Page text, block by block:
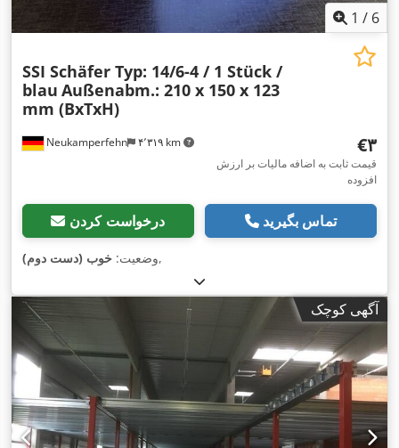
1 / 6
Neukamperfehn ۴٬۳۱۹ km
SSI Schäfer Typ: 14/6-4 / 1 Stück /
blau Außenabm.: 210 x 150 x 123
mm (BxTxH)
‎€۳
قیمت ثابت به اضافه مالیات بر ارزش
افزوده
درخواست کردن تماس بگیرید
وضعیت: خوب (دست دوم) ,
آگهی کوچک